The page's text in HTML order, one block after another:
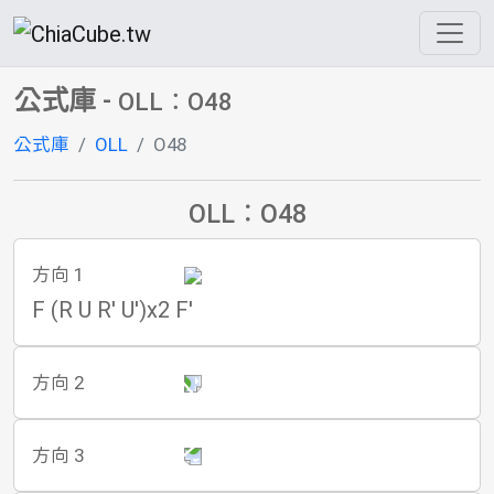
公式庫 - OLL：O48
公式庫 OLL O48
OLL：O48
方向 1
F (R U R' U')x2 F'
方向 2
方向 3